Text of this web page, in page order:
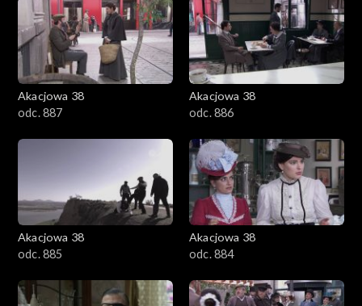
Akacjowa 38
odc. 887
Akacjowa 38
odc. 886
Akacjowa 38
odc. 885
Akacjowa 38
odc. 884